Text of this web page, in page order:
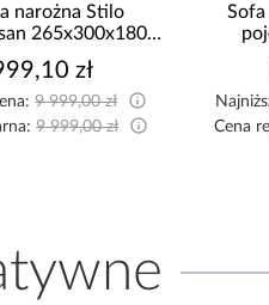
narożna Stilo
265x300x180
zł
9 999,00 zł
9 999,00 zł
Sofa
Cena